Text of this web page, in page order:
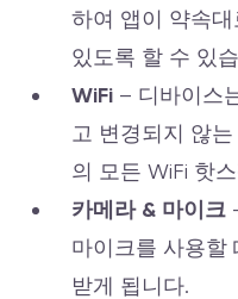
하여 앱이 약속
있도록 할 수 있
WiFi – 디바이스
고 변경되지 않
의 모든 WiFi 핫
카메라 & 마이크
마이크를 사용할
받게 됩니다.